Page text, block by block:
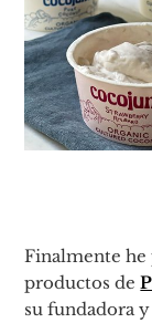
Finalmente he
productos de
su fundadora